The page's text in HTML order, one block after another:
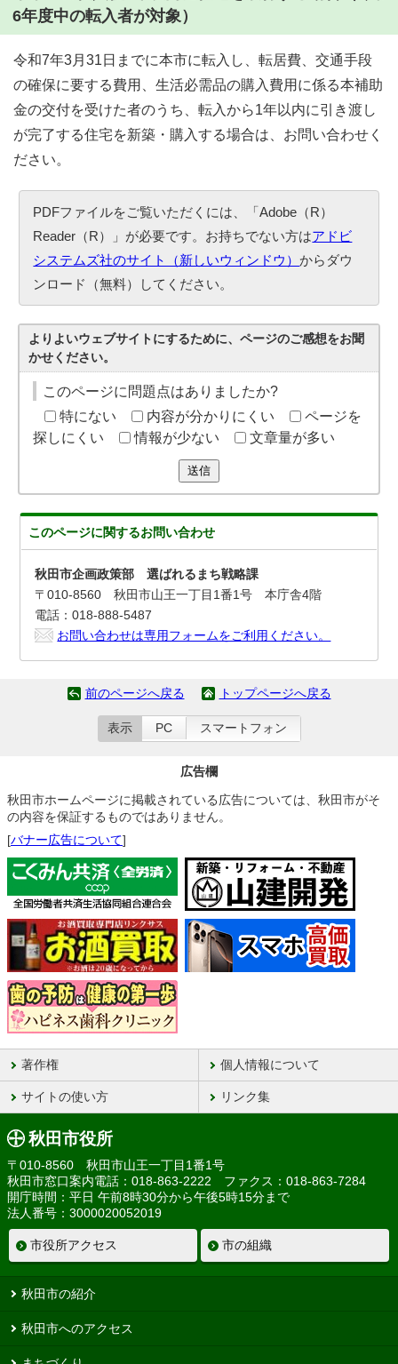
6年度中の転入者が対象）
令和7年3月31日までに本市に転入し、転居費、交通手段
の確保に要する費用、生活必需品の購入費用に係る本補助
金の交付を受けた者のうち、転入から1年以内に引き渡し
が完了する住宅を新築・購入する場合は、お問い合わせく
ださい。
PDFファイルをご覧いただくには、「Adobe（R）
Reader（R）」が必要です。お持ちでない方はアドビ
システムズ社のサイト（新しいウィンドウ）からダウ
ンロード（無料）してください。
よりよいウェブサイトにするために、ページのご感想をお聞
かせください。
このページに問題点はありましたか?
特にない
内容が分かりにくい
ページを
探しにくい
情報が少ない 文章量が多い
送信
このページに関するお問い合わせ
秋田市企画政策部 選ばれるまち戦略課
〒010-8560 秋田市山王一丁目1番1号 本庁舎4階
電話：018-888-5487
お問い合わせは専用フォームをご利用ください。
前のページへ戻る トップページへ戻る
表示 PC スマートフォン
広告欄
秋田市ホームページに掲載されている広告については、秋田市がそ
の内容を保証するものではありません。
[バナー広告について]
著作権 個人情報について
サイトの使い方 リンク集
秋田市役所
〒010-8560 秋田市山王一丁目1番1号
秋田市窓口案内電話：018-863-2222 ファクス：018-863-7284
開庁時間：平日 午前8時30分から午後5時15分まで
法人番号：3000020052019
市役所アクセス 市の組織
秋田市の紹介
秋田市へのアクセス